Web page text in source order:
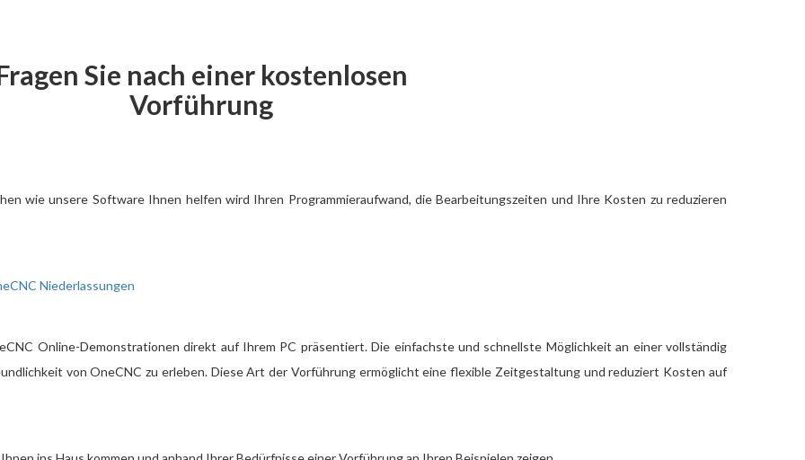
Sie nach einer kostenlosen
Vorführung
wie unsere Software Ihnen helfen wird Ihren Programmieraufwand, die Bearbeitungszeiten und Ihre Kosten zu reduzieren
Niederlassungen
Online-Demonstrationen direkt auf Ihrem PC präsentiert.Die einfachste und schnellste Möglichkeit an einer vollständig
von OneCNC zu erleben. Diese Art der Vorführung ermöglicht eine flexible Zeitgestaltung und reduziert Kosten auf